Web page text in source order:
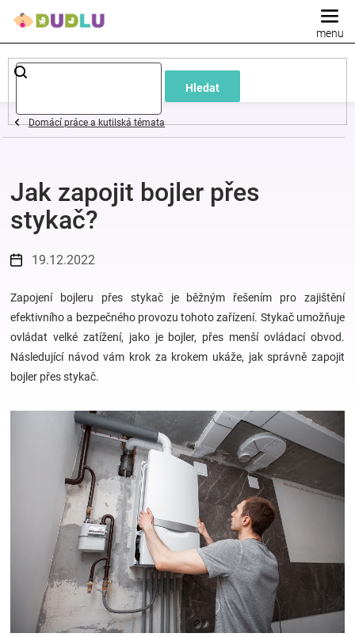
Hledat
Dětské
a
oblečení
Pokojíček
a
kojenecká
výbava
Těhotenské
Domácí práce a kutilská témata
Jak zapojit bojler přes
stykač?
19.12.2022
Zapojení bojleru přes stykač je běžným řešením pro zajištění
efektivního a bezpečného provozu tohoto zařízení. Stykač umožňuje
ovládat velké zatížení, jako je bojler, přes menší ovládací obvod.
Následující návod vám krok za krokem ukáže, jak správně zapojit
bojler přes stykač.